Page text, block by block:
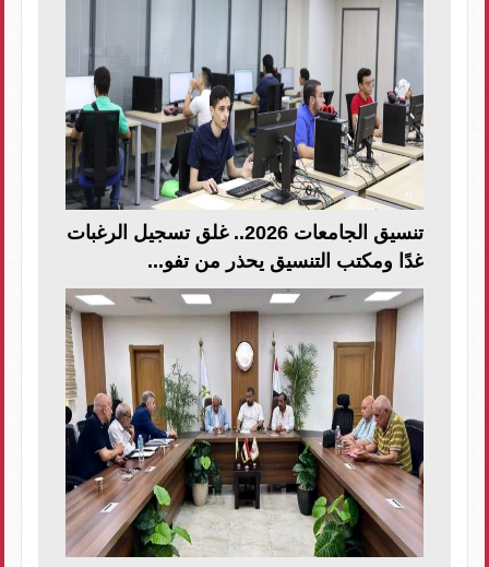
تنسيق الجامعات 2026.. غلق تسجيل الرغبات
غدًا ومكتب التنسيق يحذر من تفو...